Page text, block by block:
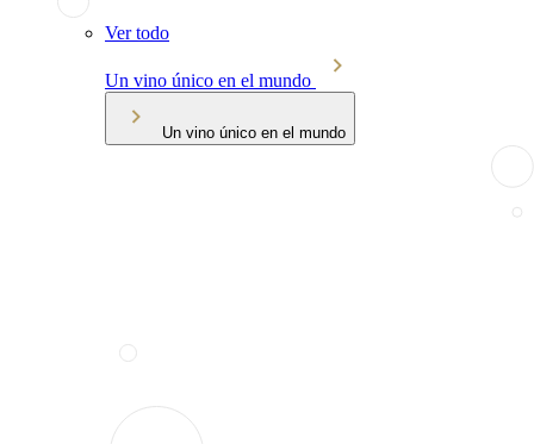
Ver todo
Un vino único en el mundo
Un vino único en el mundo